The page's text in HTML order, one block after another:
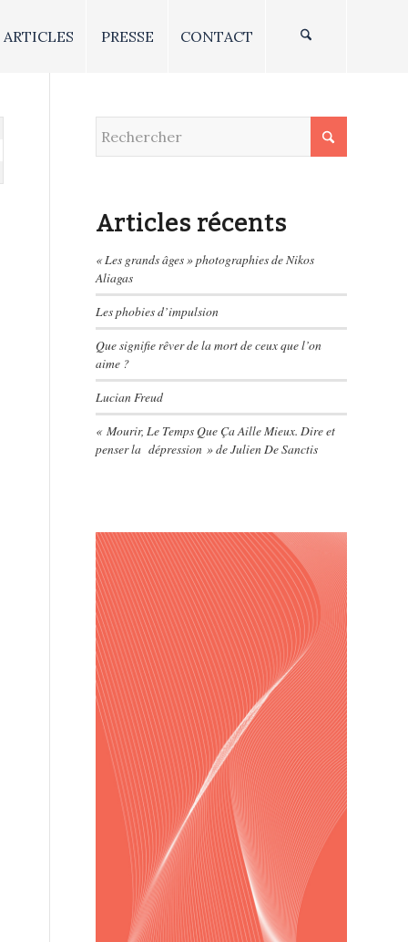
ARTICLES PRESSE CONTACT
Articles récents
« Les grands âges » photographies de Nikos
Aliagas
Les phobies d’impulsion
Que signifie rêver de la mort de ceux que l’on
aime ?
Lucian Freud
« Mourir, Le Temps Que Ça Aille Mieux. Dire et
penser la dépression » de Julien De Sanctis